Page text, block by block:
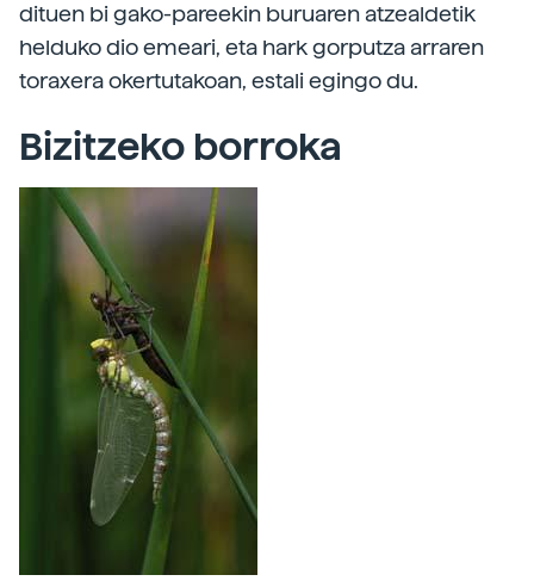
dituen bi gako-pareekin buruaren atzealdetik
helduko dio emeari, eta hark gorputza arraren
toraxera okertutakoan, estali egingo du.
Bizitzeko borroka